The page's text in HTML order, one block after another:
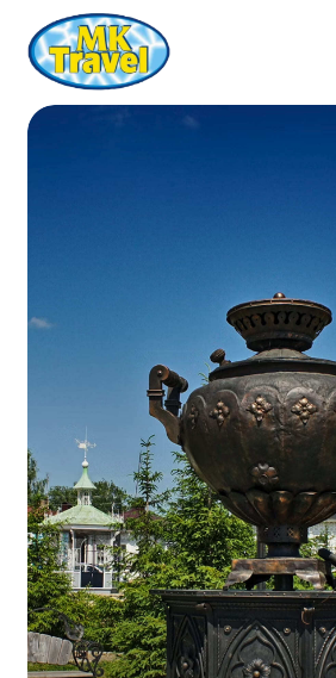
Главная/Туры по направлениям/Туры
по Татарстану